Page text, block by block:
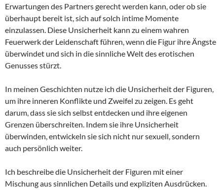
Erwartungen des Partners gerecht werden kann, oder ob sie
überhaupt bereit ist, sich auf solch intime Momente
einzulassen. Diese Unsicherheit kann zu einem wahren
Feuerwerk der Leidenschaft führen, wenn die Figur ihre Ängste
überwindet und sich in die sinnliche Welt des erotischen
Genusses stürzt.
In meinen Geschichten nutze ich die Unsicherheit der Figuren,
um ihre inneren Konflikte und Zweifel zu zeigen. Es geht
darum, dass sie sich selbst entdecken und ihre eigenen
Grenzen überschreiten. Indem sie ihre Unsicherheit
überwinden, entwickeln sie sich nicht nur sexuell, sondern
auch persönlich weiter.
Ich beschreibe die Unsicherheit der Figuren mit einer
Mischung aus sinnlichen Details und expliziten Ausdrücken.